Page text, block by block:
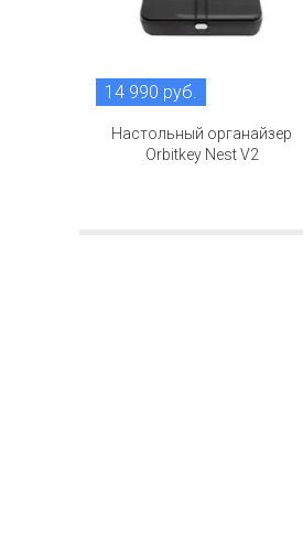
14 990 руб.
Настольный органайзер
Orbitkey Nest V2